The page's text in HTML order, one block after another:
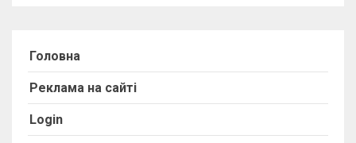
Головна
Реклама на сайті
Login